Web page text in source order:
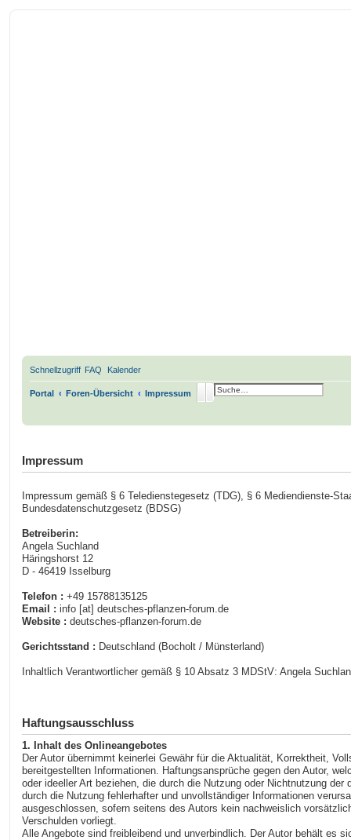
Schnellzugriff FAQ Kalender
Portal Foren-Übersicht Impressum Suche
Erweiterte Suche
Impressum
Impressum gemäß § 6 Teledienstegesetz (TDG), § 6 Mediendienste-
Bundesdatenschutzgesetz (BDSG)
Betreiberin:
Angela Suchland
Häringshorst 12
D - 46419 Isselburg
Telefon : +49 15788135125
Email : info [at] deutsches-pflanzen-forum.de
Website : deutsches-pflanzen-forum.de
Gerichtsstand : Deutschland (Bocholt / Münsterland)
Inhaltlich Verantwortlicher gemäß § 10 Absatz 3 MDStV: Angela
Haftungsausschluss
1. Inhalt des Onlineangebotes
Der Autor übernimmt keinerlei Gewähr für die Aktualität, Korrektheit,
bereitgestellten Informationen. Haftungsansprüche gegen den Autor,
oder ideeller Art beziehen, die durch die Nutzung oder Nichtnutzung der
durch die Nutzung fehlerhafter und unvollständiger Informationen
ausgeschlossen, sofern seitens des Autors kein nachweislich
Verschulden vorliegt.
Alle Angebote sind freibleibend und unverbindlich. Der Autor behält es